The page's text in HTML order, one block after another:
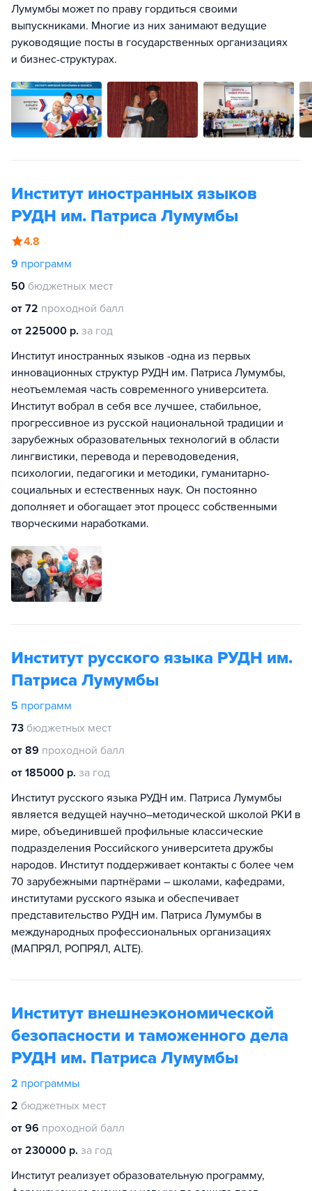
Лумумбы может по праву гордиться своими
выпускниками. Многие из них занимают ведущие
руководящие посты в государственных организациях
и бизнес-структурах.
Институт иностранных языков
РУДН им. Патриса Лумумбы
4.8
9 программ
50 бюджетных мест
от 72 проходной балл
от 225000 р. за год
Институт иностранных языков -одна из первых
инновационных структур РУДН им. Патриса Лумумбы,
неотъемлемая часть современного университета.
Институт вобрал в себя все лучшее, стабильное,
прогрессивное из русской национальной традиции и
зарубежных образовательных технологий в области
лингвистики, перевода и переводоведения,
психологии, педагогики и методики, гуманитарно-
социальных и естественных наук. Он постоянно
дополняет и обогащает этот процесс собственными
творческими наработками.
Институт русского языка РУДН им.
Патриса Лумумбы
5 программ
73 бюджетных мест
от 89 проходной балл
от 185000 р. за год
Институт русского языка РУДН им. Патриса Лумумбы
является ведущей научно–методической школой РКИ в
мире, объединившей профильные классические
подразделения Российского университета дружбы
народов. Институт поддерживает контакты с более чем
70 зарубежными партнёрами – школами, кафедрами,
институтами русского языка и обеспечивает
представительство РУДН им. Патриса Лумумбы в
международных профессиональных организациях
(МАПРЯЛ, РОПРЯЛ, ALTE).
Институт внешнеэкономической
безопасности и таможенного дела
РУДН им. Патриса Лумумбы
2 программы
2 бюджетных мест
от 96 проходной балл
от 230000 р. за год
Институт реализует образовательную программу,